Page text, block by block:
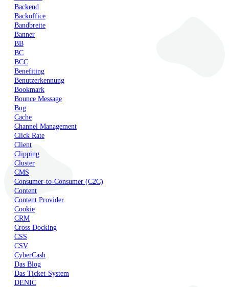
Backend
Backoffice
Bandbreite
Banner
BB
BC
BCC
Benefiting
Benutzerkennung
Bookmark
Bounce Message
Bug
Cache
Channel Management
Click Rate
Client
Clipping
Cluster
CMS
Consumer-to-Consumer (C2C)
Content
Content Provider
Cookie
CRM
Cross Docking
CSS
CSV
CyberCash
Das Blog
Das Ticket-System
DENIC